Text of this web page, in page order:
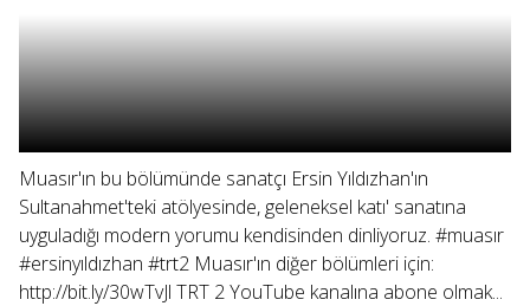
Muasır'ın bu bölümünde sanatçı Ersin Yıldızhan'ın
Sultanahmet'teki atölyesinde, geleneksel katı' sanatına
uyguladığı modern yorumu kendisinden dinliyoruz. #muasır
#ersinyıldızhan #trt2 Muasır'ın diğer bölümleri için:
http://bit.ly/30wTvJl TRT 2 YouTube kanalına abone olmak...